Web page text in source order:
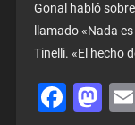
Gonal habló
llamado «Nada
Tinelli. «El hecho